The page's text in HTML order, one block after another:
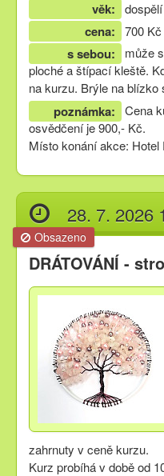
věk:
cena: 700
s sebou:
může
ploché a štípací kleště.
na kurzu. Brýle na blízko
poznámka:
Cena
osvědčení je 900,- Kč.
Místo konání akce: Hotel
28. 7. 2026
Obsazeno
DRÁTOVÁNÍ -
zahrnuty v ceně kurzu.
Kurz probíhá v době od